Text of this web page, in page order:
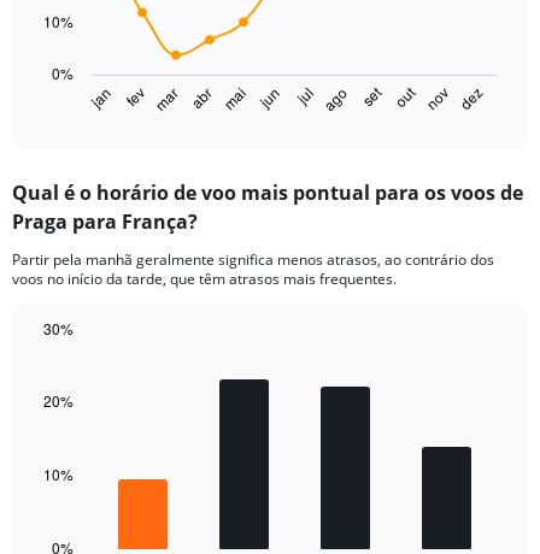
to
The
has
categories.
Range:
14
categories.
The
has
axis
Range:
40.
jan fev mar abr mai jun jul ago set out nov dez
0%
10%
Qual é o horário de voo mais pontual para os voos de
Praga para França?
Partir pela manhã geralmente significa menos atrasos, ao contrário dos
voos no início da tarde, que têm atrasos mais frequentes.
with
The
0%
10%
20%
30%